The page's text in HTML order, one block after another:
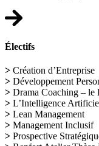
Électifs
> Création d’Entreprise
> Développement
> Drama Coaching – le
> L’Intelligence
> Lean Management
> Management Inclusif
> Prospective